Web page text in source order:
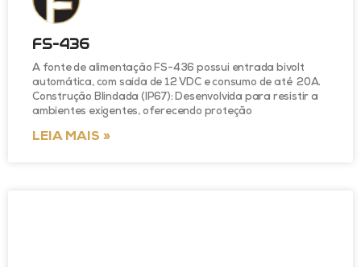
FS-436
A fonte de alimentação FS-436 possui entrada bivolt
automática, com saída de 12 VDC e consumo de até 20A.
Construção Blindada (IP67): Desenvolvida para resistir a
ambientes exigentes, oferecendo proteção
LEIA MAIS »